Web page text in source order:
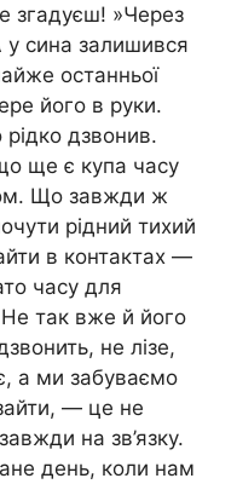
згадуєш! »Через
сина залишився
останньої
його в руки.
дзвонив.
ще є купа часу
Що завжди ж
рідний тихий
в контактах —
часу для
так вже й його
не лізе,
а ми забуваємо
— це не
на зв’язку.
день, коли нам